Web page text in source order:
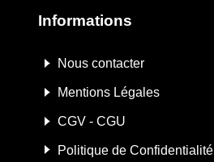
Informations
Nous contacter
Mentions Légales
CGV - CGU
Politique de Confidentialité